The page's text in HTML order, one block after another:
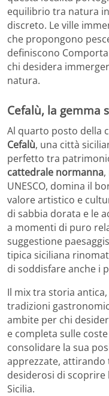
equilibrio tra natura
discreto. Le ville
che propongono
definiscono
chi desidera
natura.
Cefalù, la gemma
Al quarto posto della
Cefalù, una città
perfetto tra
cattedrale normanna
UNESCO, domina il
valore artistico e
di sabbia dorata e le
a momenti di puro
suggestione
tipica siciliana
di soddisfare anche i
Il mix tra storia
tradizioni
ambite per chi
e completa sulle
consolidare la sua
apprezzate,
desiderosi di scoprire
Sicilia.